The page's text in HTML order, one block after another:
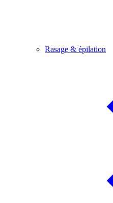
Rasage & épilation